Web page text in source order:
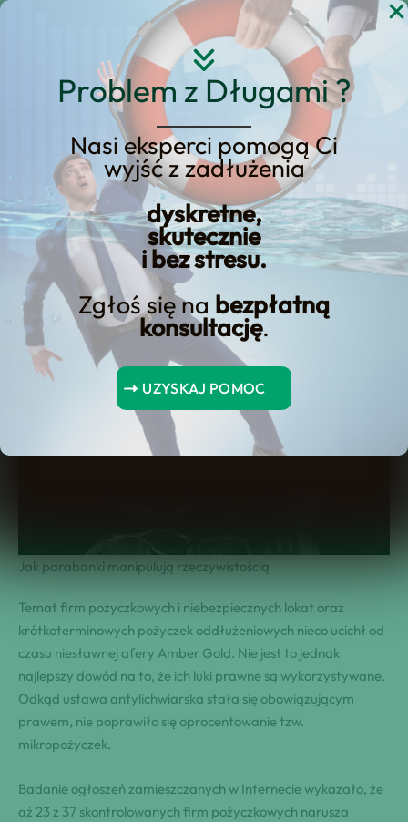
Problem z Długami ?
Nasi eksperci pomogą Ci
wyjść z zadłużenia
dyskretne,
skutecznie
i bez stresu.
Zgłoś się na bezpłatną
konsultację.
UZYSKAJ POMOC
Przejdź
Jak parabanki
manipulują
rzeczywistością
Jak parabanki manipulują rzeczywistością
Temat firm pożyczkowych i niebezpiecznych lokat oraz
krótkoterminowych pożyczek oddłużeniowych nieco ucichł od
czasu niesławnej afery Amber Gold. Nie jest to jednak
najlepszy dowód na to, że ich luki prawne są wykorzystywane.
Odkąd ustawa antylichwiarska stała się obowiązującym
prawem, nie poprawiło się oprocentowanie tzw.
mikropożyczek.
Badanie ogłoszeń zamieszczanych w Internecie wykazało, że
aż 23 z 37 skontrolowanych firm pożyczkowych narusza